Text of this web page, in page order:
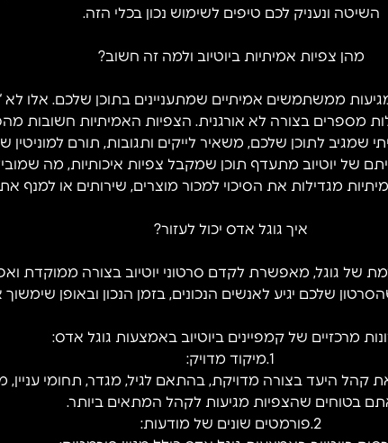
השיטה ונעניק לכם טיפים לשימוש נכון בכלי הזה.
מהן צפיות אמיתיות ביוטיוב ולמה זה חשוב?
ממשתמשים אמיתיים שמתעניינים בתוכן שלכם. אלו לא
מספרים בצורה לא אורגנית. הצפיות האמיתיות חשובות
איך גוגל אדס יכול לעזור?
של גוגל, מאפשרת לקדם סרטוני יוטיוב בצורה ממוקדת
שלכם יגיע לאנשים הנכונים, בזמן הנכון ובאופן
מרכזיים של קמפיינים ביוטיוב באמצעות גוגל אדס:
1.מיקוד מדויק:
היעד בצורה מדויקת, בהתאם לגיל, מגדר, תחומי עניין,
בטוחים שהצפיות מגיעות לקהל המתאים ביותר.
2.פורמטים שונים של מודעות: